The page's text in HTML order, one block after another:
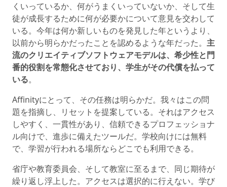
くいっているか、何がうまくいっていないか、そして生
徒が成長するために何が必要かについて意見を交わして
いる。今年は何か新しいものを発見した年というより、
以前から明らかだったことを認めるような年だった。 主
流のクリエイティブソフトウェアモデルは、希少性と門
番的役割を常態化させており、学生がその代償を払って
いる。
Affinityにとって、その任務は明らかだ。我々はこの問
題を指摘し、リセットを提案している。それはアクセス
しやすく、一貫性があり、信頼できるプロフェッショナ
ル向けで、進歩に備えたツールだ。学校向けには無料
で、学習が行われる場所ならどこでも利用できる。
省庁や教育委員会、そして教室に至るまで、同じ期待が
繰り返し浮上した。アクセスは選択的に行えない。学び